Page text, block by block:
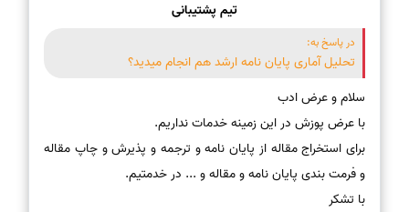
تیم پشتیبانی
در پاسخ به:
تحلیل آماری پایان نامه ارشد هم انجام میدید؟
برای استخراج مقاله از پایان نامه و ترجمه و پذیرش و چاپ مقاله
با تشکر